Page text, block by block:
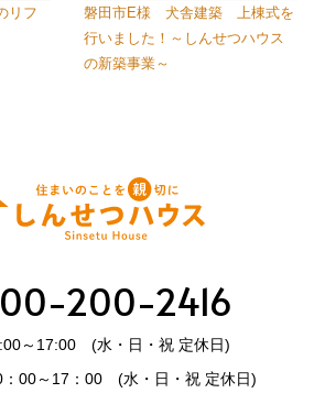
リフ
磐田市E様 犬舎建築 上棟式を
行いました！～しんせつハウス
の新築事業～
200-2416
～17:00 (水・日・祝 定休日)
：00～17：00 (水・日・祝 定休日)